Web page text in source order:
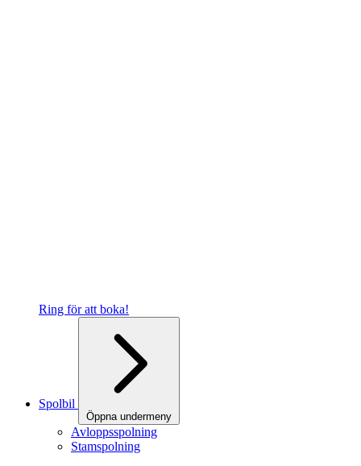
Ring för att boka!
Spolbil
Öppna undermeny
Avloppsspolning
Stamspolning